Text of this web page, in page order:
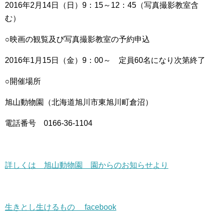
2016年2月14日（日）9：15～12：45（写真撮影教室含
む）
○映画の観覧及び写真撮影教室の予約申込
2016年1月15日（金）9：00～ 定員60名になり次第終了
○開催場所
旭山動物園（北海道旭川市東旭川町倉沼）
電話番号 0166-36-1104
詳しくは 旭山動物園 園からのお知らせより
生きとし生けるもの facebook